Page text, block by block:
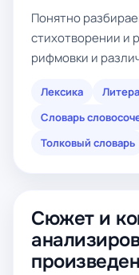
Понятно
стихотворении и
рифмовки и
Лексика
Словарь
Толковый словарь
Сюжет и